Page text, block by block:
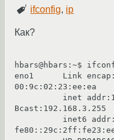
ifconfig, ip
Как?
hbars@hbars:~$
eno1      Link
00:9c:02:23:ee:ea
Bcast:192.168.3.255